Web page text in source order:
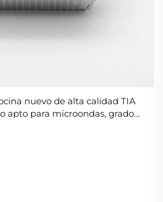
nuevo de alta calidad TIA
apto para microondas, grado